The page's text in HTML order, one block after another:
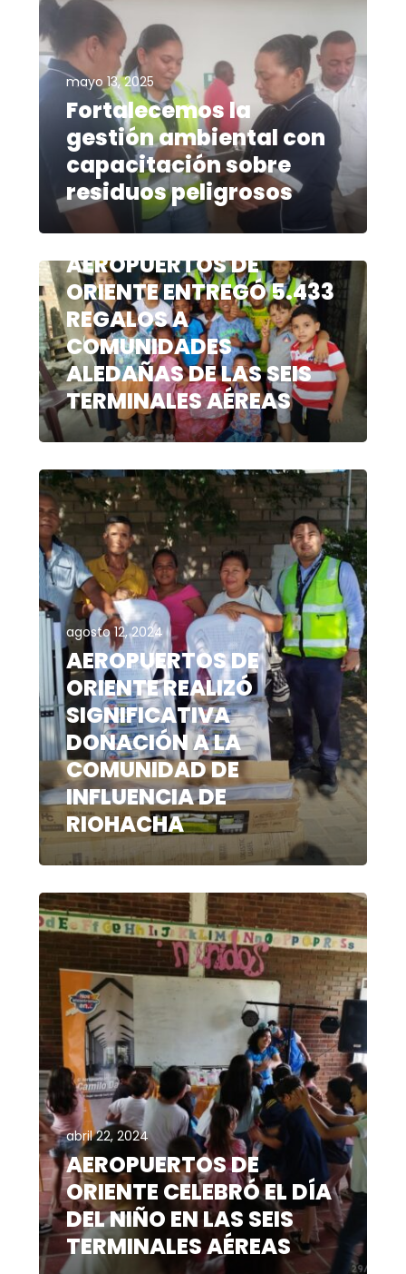
mayo 13, 2025
Fortalecemos la
gestión ambiental con
capacitación sobre
residuos peligrosos
diciembre 26, 2024
AEROPUERTOS DE
ORIENTE ENTREGÓ 5.433
REGALOS A
COMUNIDADES
ALEDAÑAS DE LAS SEIS
TERMINALES AÉREAS
agosto 12, 2024
AEROPUERTOS DE
ORIENTE REALIZÓ
SIGNIFICATIVA
DONACIÓN A LA
COMUNIDAD DE
INFLUENCIA DE
RIOHACHA
abril 22, 2024
AEROPUERTOS DE
ORIENTE CELEBRÓ EL DÍA
DEL NIÑO EN LAS SEIS
TERMINALES AÉREAS